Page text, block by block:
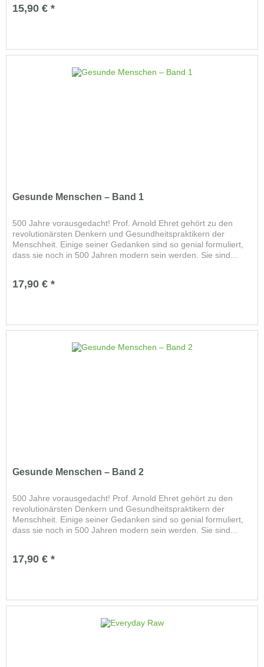
15,90 € *
Gesunde Menschen – Band 1
500 Jahre vorausgedacht! Prof. Arnold Ehret gehört zu den
revolutionärsten Denkern und Gesundheitspraktikern der
Menschheit. Einige seiner Gedanken sind so genial formuliert,
dass sie noch in 500 Jahren modern sein werden. Sie sind...
17,90 € *
Gesunde Menschen – Band 2
500 Jahre vorausgedacht! Prof. Arnold Ehret gehört zu den
revolutionärsten Denkern und Gesundheitspraktikern der
Menschheit. Einige seiner Gedanken sind so genial formuliert,
dass sie noch in 500 Jahren modern sein werden. Sie sind...
17,90 € *